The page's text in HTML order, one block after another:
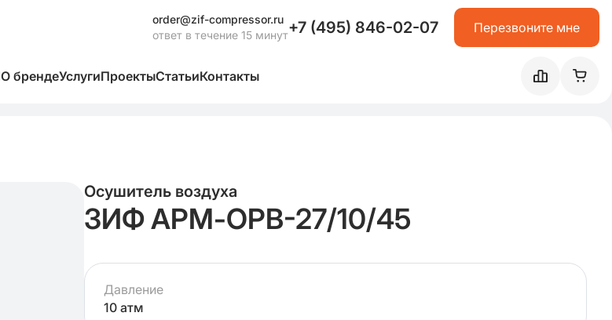
order@zif-compressor.ru
ответ в течение 15 минут+7 (495) 846-02-07 Перезвоните мне
О брендеУслугиПроектыСтатьиКонтакты
Осушитель воздуха
ЗИФ АРМ-ОРВ-27/10/45
Давление
10 атм